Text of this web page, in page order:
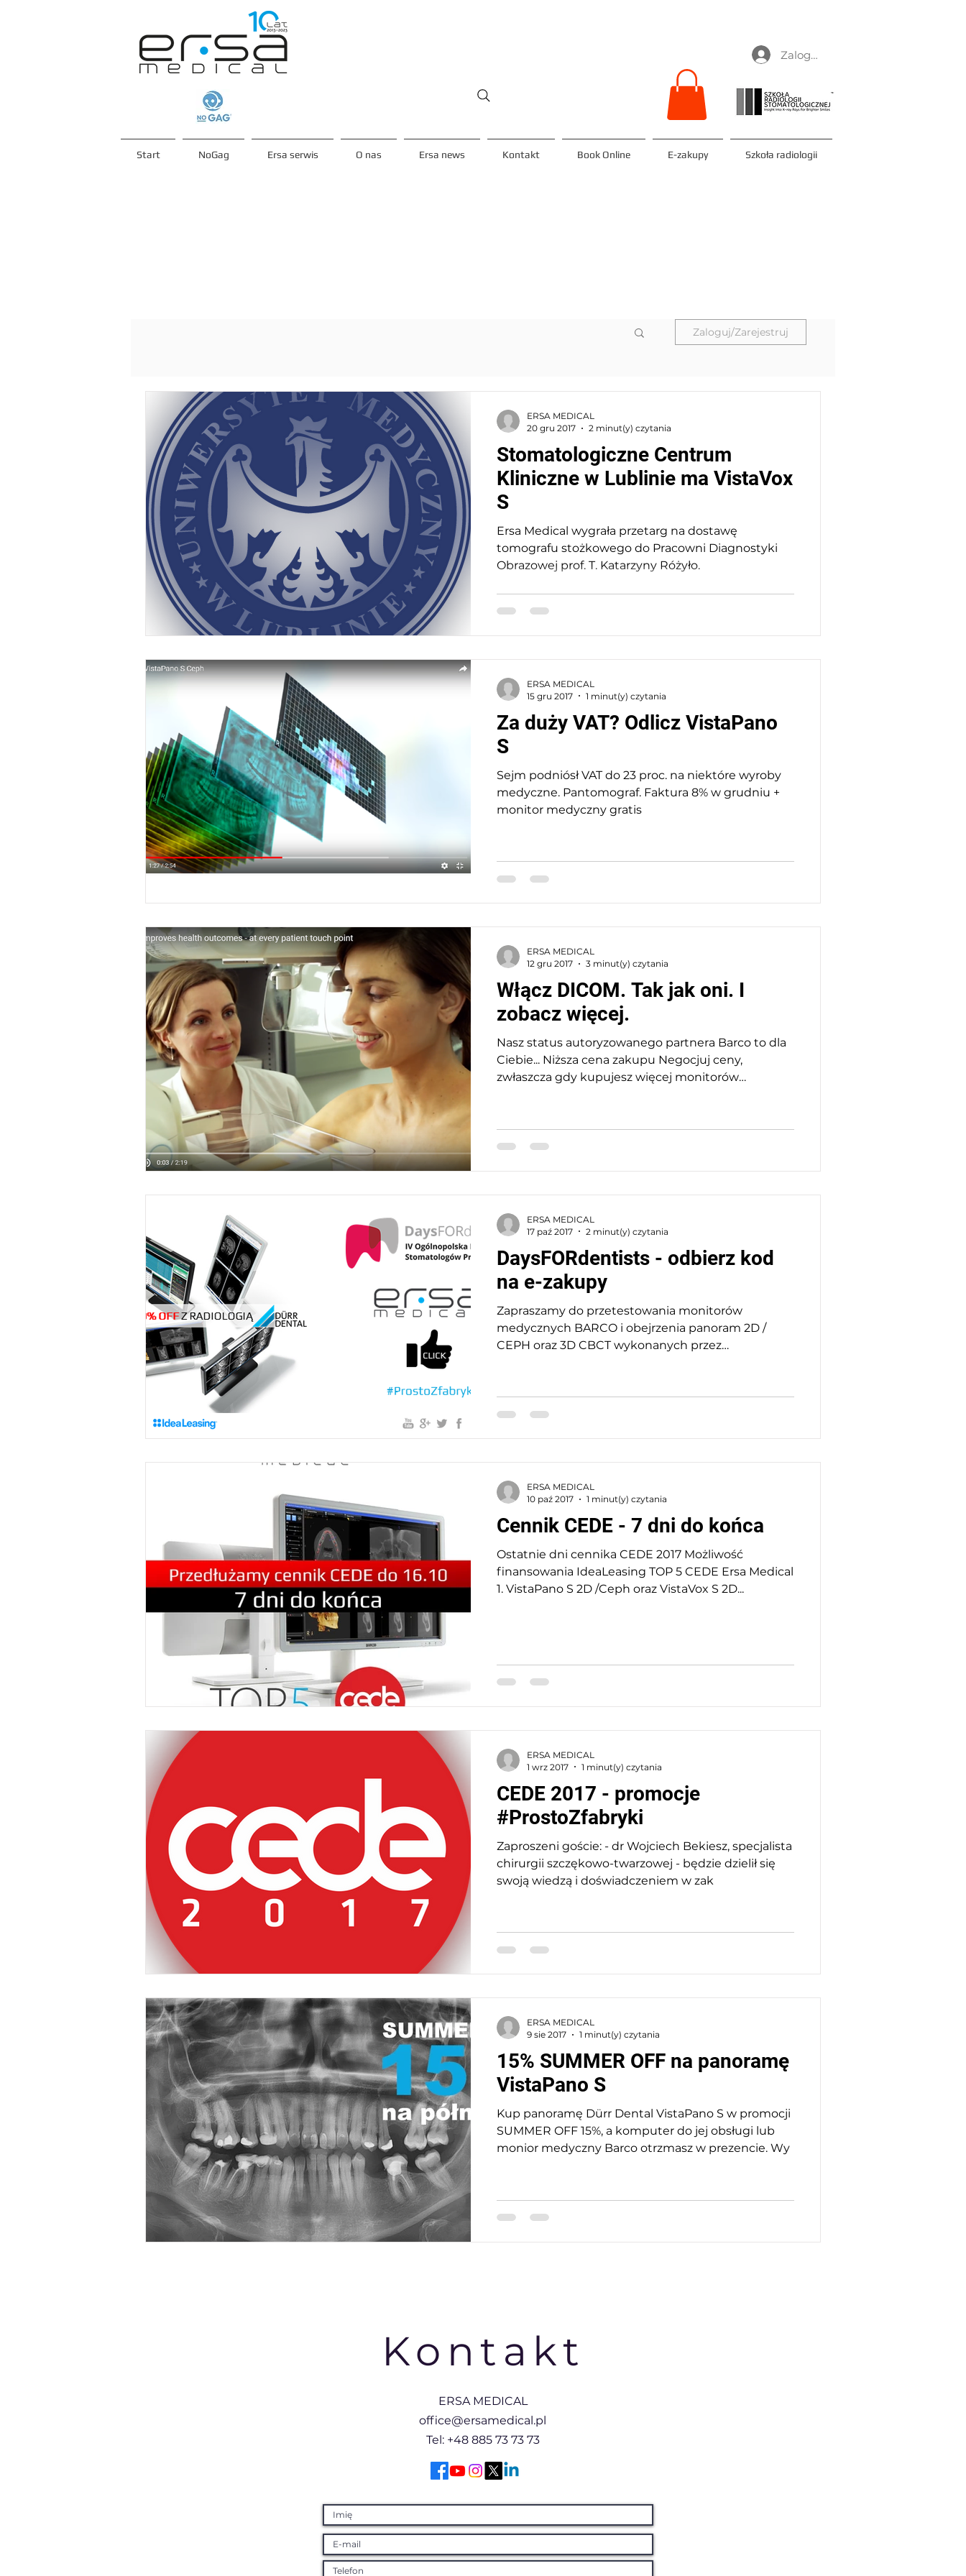
Zaloguj się
Start NoGag Ersa serwis O nas Ersa news Kontakt Book Online E-zakupy Szkoła radiologii
Zaloguj/Zarejestruj
Stomatologiczne Centrum
Kliniczne w Lublinie ma VistaVox
S
Ersa Medical wygrała przetarg na dostawę
tomografu stożkowego do Pracowni Diagnostyki
Obrazowej prof. T. Katarzyny Różyło.
ERSA MEDICAL
20 gru 2017
2 minut(y) czytania
Za duży VAT? Odlicz VistaPano
S
Sejm podniósł VAT do 23 proc. na niektóre wyroby
medyczne. Pantomograf. Faktura 8% w grudniu +
monitor medyczny gratis
ERSA MEDICAL
15 gru 2017
1 minut(y) czytania
Włącz DICOM. Tak jak oni. I
zobacz więcej.
Nasz status autoryzowanego partnera Barco to dla
Ciebie... Niższa cena zakupu Negocjuj ceny,
zwłaszcza gdy kupujesz więcej monitorów
ERSA MEDICAL
12 gru 2017
3 minut(y) czytania
DaysFORdentists - odbierz kod
na e-zakupy
Zapraszamy do przetestowania monitorów
medycznych BARCO i obejrzenia panoram 2D /
CEPH oraz 3D CBCT wykonanych przez
ERSA MEDICAL
17 paź 2017
2 minut(y) czytania
Cennik CEDE - 7 dni do końca
Ostatnie dni cennika CEDE 2017 Możliwość
finansowania IdeaLeasing TOP 5 CEDE Ersa Medical
1. VistaPano S 2D /Ceph oraz VistaVox S 2D...
ERSA MEDICAL
10 paź 2017
1 minut(y) czytania
CEDE 2017 - promocje
#ProstoZfabryki
Zaproszeni goście: - dr Wojciech Bekiesz, specjalista
chirurgii szczękowo-twarzowej - będzie dzielił się
swoją wiedzą i doświadczeniem w zak
ERSA MEDICAL
1 wrz 2017
1 minut(y) czytania
15% SUMMER OFF na panoramę
VistaPano S
Kup panoramę Dürr Dental VistaPano S w promocji
SUMMER OFF 15%, a komputer do jej obsługi lub
monior medyczny Barco otrzmasz w prezencie. Wy
ERSA MEDICAL
9 sie 2017
1 minut(y) czytania
Kontakt
ERSA MEDICAL
office@ersamedical.pl
Tel: +48 885 73 73 73